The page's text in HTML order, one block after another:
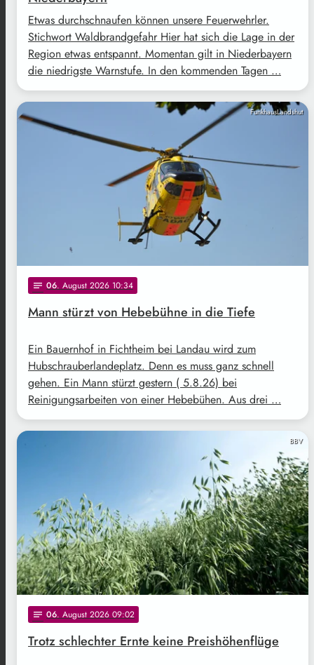
Etwas durchschnaufen können unsere Feuerwehrler.
Stichwort Waldbrandgefahr Hier hat sich die Lage in der
Region etwas entspannt. Momentan gilt in Niederbayern
die niedrigste Warnstufe. In den kommenden Tagen …
FunkhausLandshut
notes 06. August 2026 10:34
Mann stürzt von Hebebühne in die Tiefe
Ein Bauernhof in Fichtheim bei Landau wird zum
Hubschrauberlandeplatz. Denn es muss ganz schnell
gehen. Ein Mann stürzt gestern ( 5.8.26) bei
Reinigungsarbeiten von einer Hebebühen. Aus drei …
BBV
notes 06. August 2026 09:02
Trotz schlechter Ernte keine Preishöhenflüge